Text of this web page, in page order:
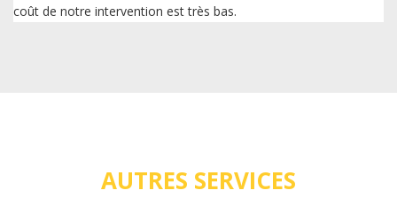
coût de notre intervention est très bas.
AUTRES SERVICES